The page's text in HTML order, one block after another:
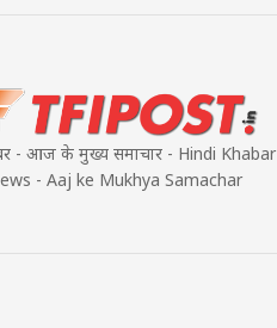
- आज के मुख्य समाचार - Hindi Khabar
- Aaj ke Mukhya Samachar